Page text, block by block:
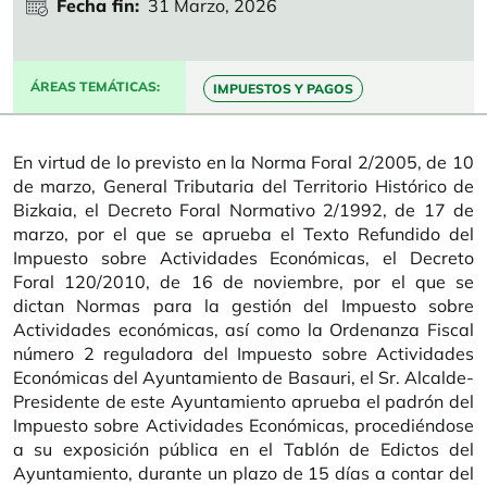
Fecha fin
31 Marzo, 2026
ÁREAS TEMÁTICAS IMPUESTOS Y PAGOS
En virtud de lo previsto en la Norma Foral 2/2005, de 10
de marzo, General Tributaria del Territorio Histórico de
Bizkaia, el Decreto Foral Normativo 2/1992, de 17 de
marzo, por el que se aprueba el Texto Refundido del
Impuesto sobre Actividades Económicas, el Decreto
Foral 120/2010, de 16 de noviembre, por el que se
dictan Normas para la gestión del Impuesto sobre
Actividades económicas, así como la Ordenanza Fiscal
número 2 reguladora del Impuesto sobre Actividades
Económicas del Ayuntamiento de Basauri, el Sr. Alcalde-
Presidente de este Ayuntamiento aprueba el padrón del
Impuesto sobre Actividades Económicas, procediéndose
a su exposición pública en el Tablón de Edictos del
Ayuntamiento, durante un plazo de 15 días a contar del